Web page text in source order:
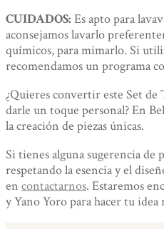
CUIDADOS: Es apto para
aconsejamos lavarlo
químicos, para mimarlo. Si
recomendamos un programa
¿Quieres convertir este Set
darle un toque personal? En
la creación de piezas únicas.
Si tienes alguna sugerencia de
respetando la esencia y el
en contactarnos. Estaremos
y Yano Yoro para hacer tu idea